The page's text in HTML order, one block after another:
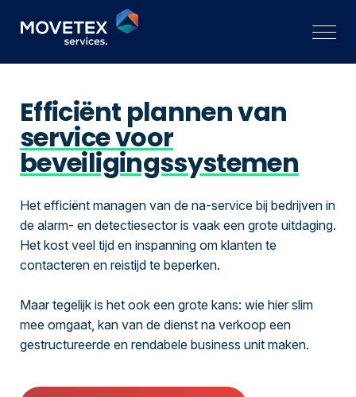
Efficiënt plannen van
service voor
beveiligingssystemen
Het efficiënt managen van de na-service bij bedrijven in
de alarm- en detectiesector is vaak een grote uitdaging.
Het kost veel tijd en inspanning om klanten te
contacteren en reistijd te beperken.
Maar tegelijk is het ook een grote kans: wie hier slim
mee omgaat, kan van de dienst na verkoop een
gestructureerde en rendabele business unit maken.